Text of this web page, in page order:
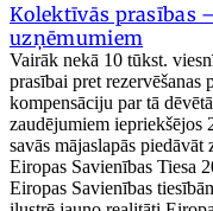
Kolektīvās prasības
uzņēmumiem
Vairāk nekā 10 tūkst.
prasībai pret
kompensāciju par tā
zaudējumiem iepriekšējos
savās mājaslapās
Eiropas Savienības Tiesa
Eiropas Savienības